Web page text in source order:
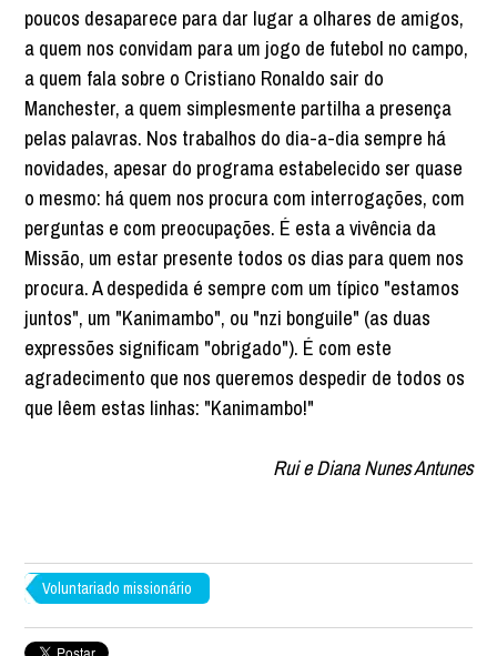
poucos desaparece para dar lugar a olhares de amigos,
a quem nos convidam para um jogo de futebol no campo,
a quem fala sobre o Cristiano Ronaldo sair do
Manchester, a quem simplesmente partilha a presença
pelas palavras. Nos trabalhos do dia-a-dia sempre há
novidades, apesar do programa estabelecido ser quase
o mesmo: há quem nos procura com interrogações, com
perguntas e com preocupações. É esta a vivência da
Missão, um estar presente todos os dias para quem nos
procura. A despedida é sempre com um típico "estamos
juntos", um "Kanimambo", ou "nzi bonguile" (as duas
expressões significam "obrigado"). É com este
agradecimento que nos queremos despedir de todos os
que lêem estas linhas: "Kanimambo!"
Rui e Diana Nunes Antunes
Voluntariado missionário